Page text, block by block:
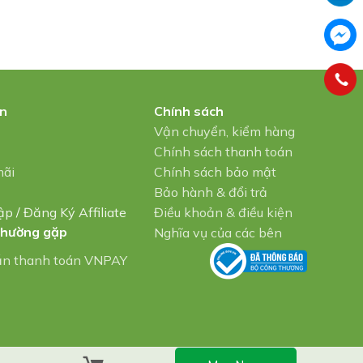
/Đăng Ký Affiliate
gặp
thanh toán VNPAY
Chính sách
Vận chuyển, kiểm hàng
Chính sách thanh toán
Chính sách bảo mật
Bảo hành & đổi trả
Điều khoản & điều kiện
Nghĩa vụ của các bên